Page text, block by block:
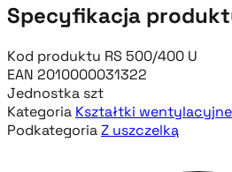
Specyfikacja
Kod produktu RS 500/400 U
EAN 2010000031322
Jednostka szt
Kategoria Kształtki wentylacyjne
PodkategoriaZ uszczelką